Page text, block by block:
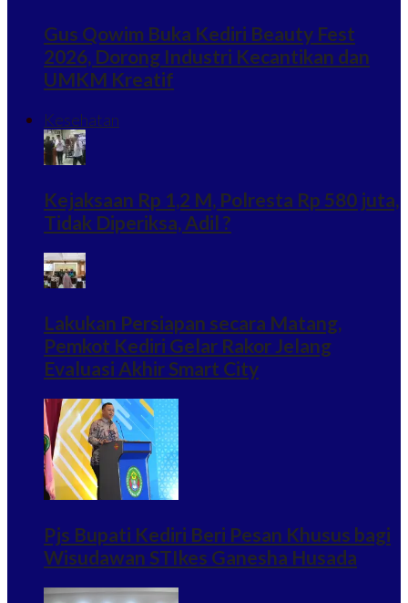
Gus Qowim Buka Kediri Beauty Fest
2026, Dorong Industri Kecantikan dan
UMKM Kreatif
Kesehatan
Kejaksaan Rp 1,2 M, Polresta Rp 580 juta,
Tidak Diperiksa, Adil ?
Lakukan Persiapan secara Matang,
Pemkot Kediri Gelar Rakor Jelang
Evaluasi Akhir Smart City
Pjs Bupati Kediri Beri Pesan Khusus bagi
Wisudawan STIkes Ganesha Husada